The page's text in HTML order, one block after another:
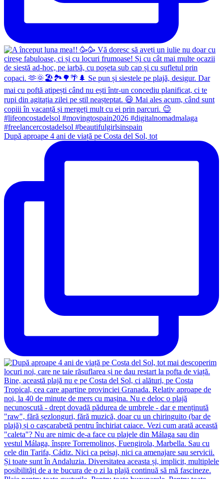
După aproape 4 ani de viață pe Costa del Sol, tot